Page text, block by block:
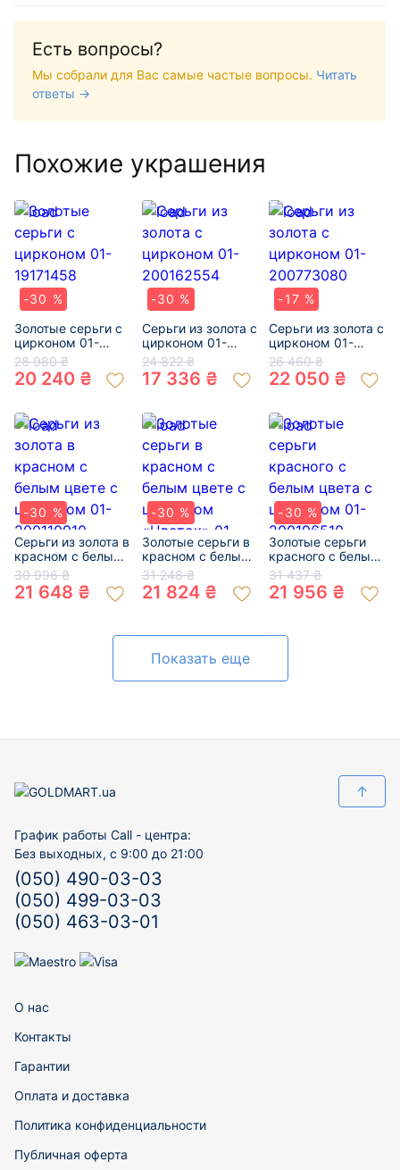
Есть вопросы?
Мы собрали для Вас самые частые вопросы. Читать
ответы →
Похожие украшения
-30 %
Золотые серьги с
цирконом 01-
19171458
28 980 ₴
20 240 ₴
-30 %
Серьги из золота с
цирконом 01-
200162554
24 822 ₴
17 336 ₴
-17 %
Серьги из золота с
цирконом 01-
200773080
26 460 ₴
22 050 ₴
-30 %
Серьги из золота в
красном с белым
цвете с цирконом
01-200110910
30 996 ₴
21 648 ₴
-30 %
Золотые серьги в
красном с белым
цвете с цирконом
«Цветок» 01-
200214828
31 248 ₴
21 824 ₴
-30 %
Золотые серьги
красного с белым
цвета с цирконом
01-200196510
31 437 ₴
21 956 ₴
Показать еще
↑
График работы Call - центра:
Без выходных, с 9:00 до 21:00
(050) 490-03-03
(050) 499-03-03
(050) 463-03-01
О нас
Контакты
Гарантии
Оплата и доставка
Политика конфиденциальности
Публичная оферта